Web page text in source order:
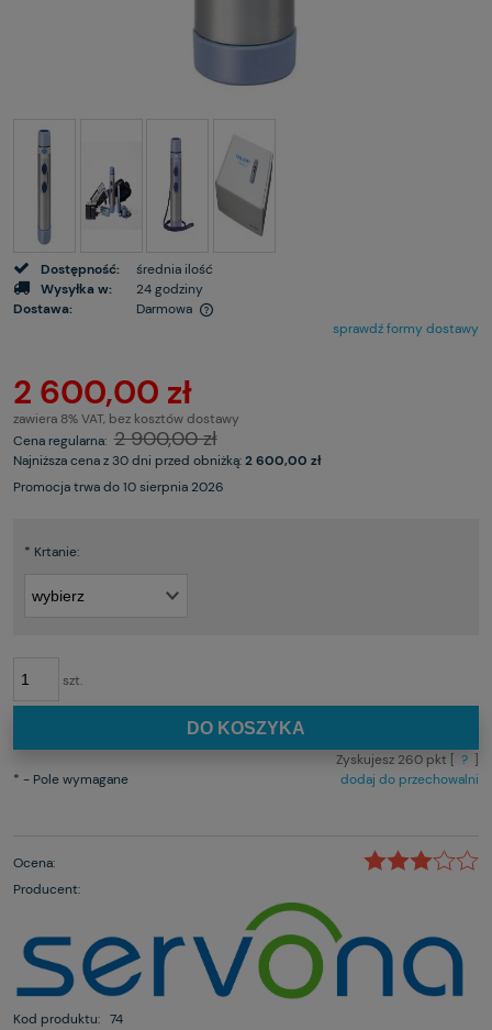
Dostępność:
średnia ilość
Wysyłka w:
24 godziny
Dostawa:
Darmowa
sprawdź formy dostawy
2 600,00 zł
zawiera 8% VAT, bez kosztów dostawy
Cena regularna: 2 900,00 zł
Najniższa cena z 30 dni przed obniżką:2 600,00 zł
Promocja trwa do 10 sierpnia 2026
* Krtanie:
szt.
DO KOSZYKA
Zyskujesz 260 pkt [ ? ]
dodaj do przechowalni
* - Pole wymagane
Ocena:
Producent:
Kod produktu: 74